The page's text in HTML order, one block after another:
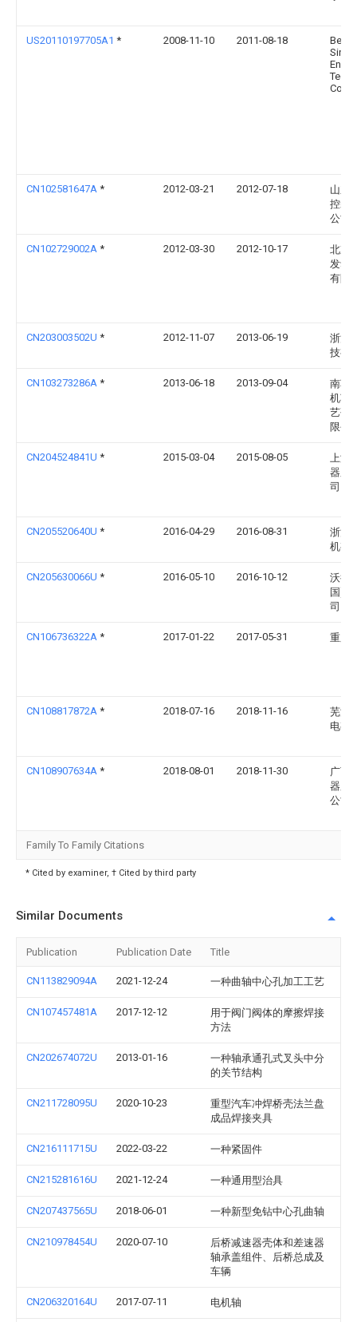
US20110197705A1 * 2008-11-10 2011-08-18
Co.,
CN102581647A * 2012-03-21 2012-07-18
山东
控装
公司
CN102729002A * 2012-03-30 2012-10-17
北京
发动
有限
CN203003502U * 2012-11-07 2013-06-19
浙江
技有
CN103273286A * 2013-06-18 2013-09-04
南车
机车
艺研
限公
CN204524841U * 2015-03-04 2015-08-05
上海
器厂
司
CN205520640U * 2016-04-29 2016-08-31
浙江
机有
CN205630066U * 2016-05-10 2016-10-12
沃得
国)
司
CN106736322A * 2017-01-22 2017-05-31 重庆
CN108817872A * 2018-07-16 2018-11-16
芜湖
电有
CN108907634A * 2018-08-01 2018-11-30
广西
器股
公司
Family To Family Citations
* Cited by examiner, † Cited by third party
Similar Documents
Publication Publication Date Title
CN113829094A 2021-12-24 一种曲轴中心孔加工工艺
CN107457481A 2017-12-12
用于阀门阀体的摩擦焊接
方法
CN202674072U 2013-01-16
一种轴承通孔式叉头中分
的关节结构
CN211728095U 2020-10-23
重型汽车冲焊桥壳法兰盘
成品焊接夹具
CN216111715U 2022-03-22 一种紧固件
CN215281616U 2021-12-24 一种通用型治具
CN207437565U 2018-06-01 一种新型免钻中心孔曲轴
CN210978454U 2020-07-10
后桥减速器壳体和差速器
轴承盖组件、后桥总成及
车辆
CN206320164U 2017-07-11 电机轴